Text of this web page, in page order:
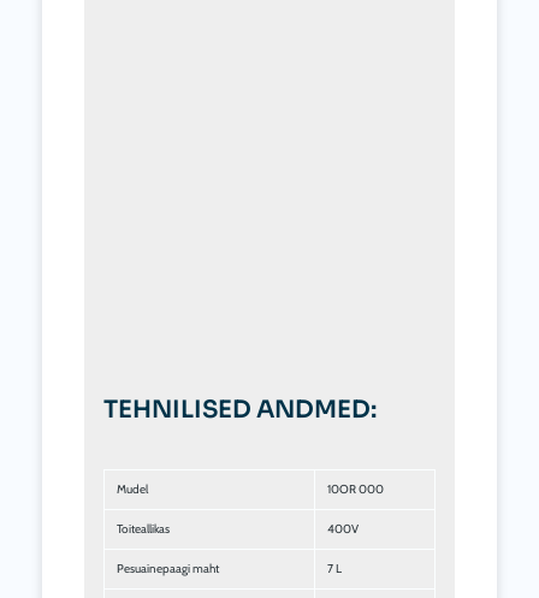
TEHNILISED ANDMED:
Mudel 10OR 000
Toiteallikas 400V
Pesuainepaagi maht 7 L